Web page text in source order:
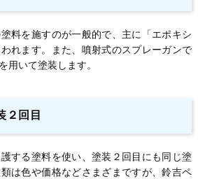
料を施すのが一般的で、主に「エポキシ
れます。また、噴射式のスプレーガンで
用いて塗装します。
２回目
する塗料を使い、塗装２回目にも同じ塗
は色や価格などさまざまですが、鈴吉ペ